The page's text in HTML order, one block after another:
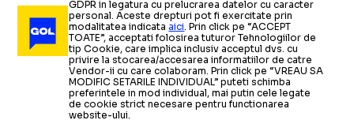
GDPR in legatura cu prelucrarea datelor cu caracter
personal. Aceste drepturi pot fi exercitate prin
modalitatea indicataaici. Prin click pe “ACCEPT
TOATE”, acceptati folosirea tuturor Tehnologiilor de
tip Cookie, care implica inclusiv acceptul dvs. cu
privire la stocarea/accesarea informatiilor de catre
Vendor-ii cu care colaboram. Prin click pe “VREAU SA
MODIFIC SETARILE INDIVIDUAL” puteti schimba
preferintele in mod individual, mai putin cele legate
de cookie strict necesare pentru functionarea
website-ului.